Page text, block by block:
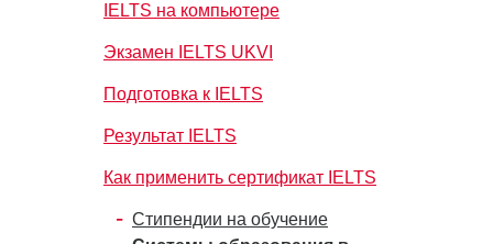
IELTS на компьютере
Экзамен IELTS UKVI
Подготовка к IELTS
Результат IELTS
Как применить сертификат IELTS
Стипендии на обучение